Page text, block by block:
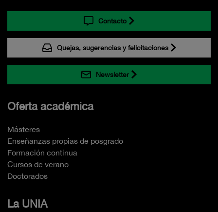
Contacto
Quejas, sugerencias y felicitaciones
Newsletter
Oferta académica
Másteres
Enseñanzas propias de posgrado
Formación continua
Cursos de verano
Doctorados
La UNIA